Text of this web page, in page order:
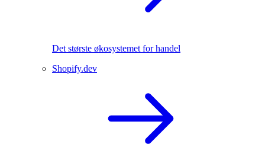
Det største økosystemet for handel
Shopify.dev